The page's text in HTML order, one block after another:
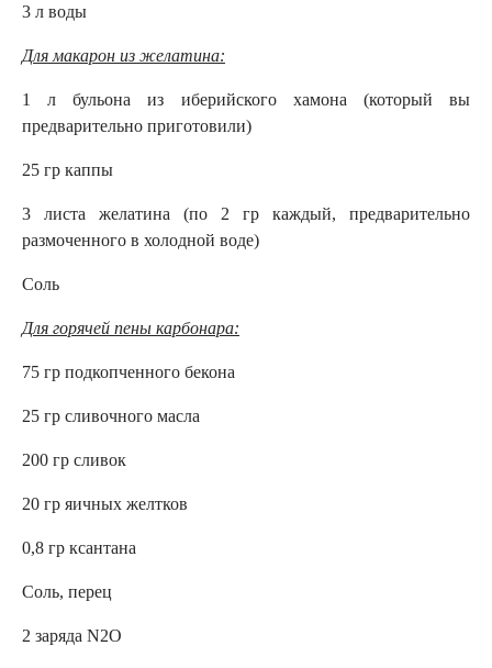
3 л воды
Для макарон из желатина:
1 л бульона из иберийского хамона (который вы
предварительно приготовили)
25 гр каппы
3 листа желатина (по 2 гр каждый, предварительно
размоченного в холодной воде)
Соль
Для горячей пены карбонара:
75 гр подкопченного бекона
25 гр сливочного масла
200 гр сливок
20 гр яичных желтков
0,8 гр ксантана
Соль, перец
2 заряда N2O